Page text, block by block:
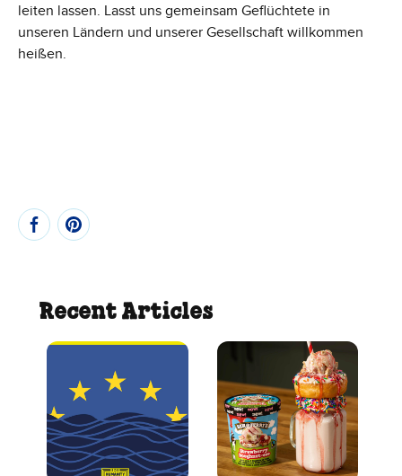
leiten lassen. Lasst uns gemeinsam Geflüchtete in
unseren Ländern und unserer Gesellschaft willkommen
heißen.
Recent Articles